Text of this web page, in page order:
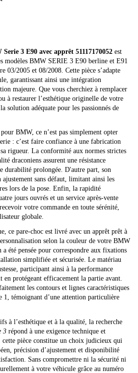
Serie 3 E90 avec apprêt 51117170052 est
modèles BMW SERIE 3 E90 berline et E91
03/2005 et 08/2008. Cette pièce s’adapte
garantissant ainsi une intégration
majeure. Que vous cherchiez à remplacer
à restaurer l’esthétique originelle de votre
solution adéquate pour les passionnés de
BMW, ce n’est pas simplement opter
: c’est faire confiance à une fabrication
rigueur. La conformité aux normes strictes
draconiens assurent une résistance
durabilité prolongée. D'autre part, son
sans défaut, limitant ainsi les
lors de la pose. Enfin, la rapidité
jours ouvrés et un service après-vente
votre commande en toute sérénité,
globale.
ce pare-choc est livré avec un apprêt prêt à
selon la couleur de votre BMW
été pensée pour correspondre aux fixations
simplifiée et sécurisée. Le matériau
participant ainsi à la performance
en protégeant efficacement la partie avant.
les contours et lignes caractéristiques
1, témoignant d’une attention particulière
à l’esthétique et à la qualité, la recherche
3 répond à une exigence technique et
cette pièce constitue un choix judicieux qui
précision d’ajustement et disponibilité
Sans compromettre ni la sécurité ni
à votre véhicule grâce au numéro